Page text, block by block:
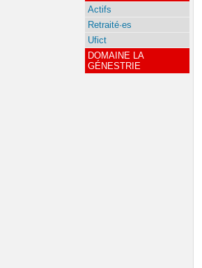
Actifs
Retraité·es
Ufict
DOMAINE LA
GÉNESTRIE